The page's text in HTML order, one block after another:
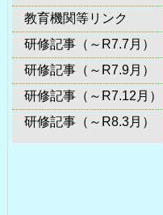
教育機関等リンク
研修記事（～R7.7月）
研修記事（～R7.9月）
研修記事（～R7.12月）
研修記事（～R8.3月）